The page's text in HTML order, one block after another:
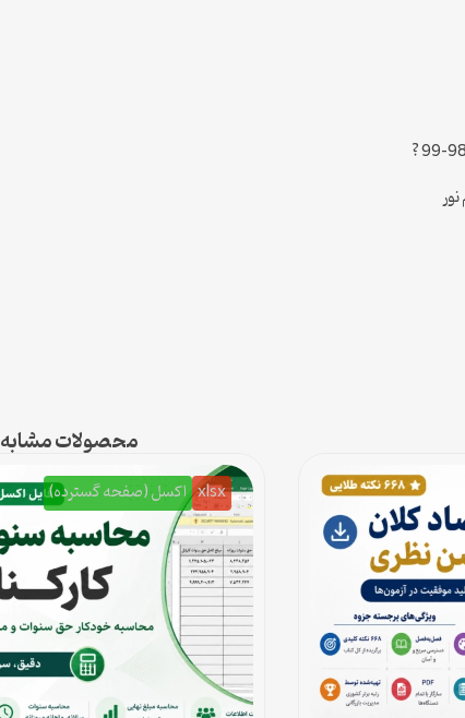
محصولات مشابه
xlsx اکسل (صفحه گسترده)